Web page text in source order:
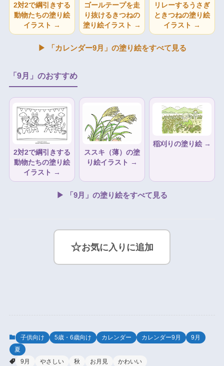
2対2で綱引きする
動物たちの塗り絵
イラスト →
ゴールテープを走
り抜けるきつねの
塗り絵イラスト →
リレーするうさぎ
ときつねの塗り絵
イラスト →
▶ 「カレンダー9月」の塗り絵をすべて見る
「9月」のおすすめ
2対2で綱引きする
動物たちの塗り絵
イラスト →
ススキ（薄）の塗
り絵イラスト →
稲刈りの塗り絵 →
▶ 「9月」の塗り絵をすべて見る
☆お気に入りに追加
子供向け 5歳・6歳向け カレンダー カレンダー9月
9月
夏
9月
やさしい 秋 お月見 かわいい